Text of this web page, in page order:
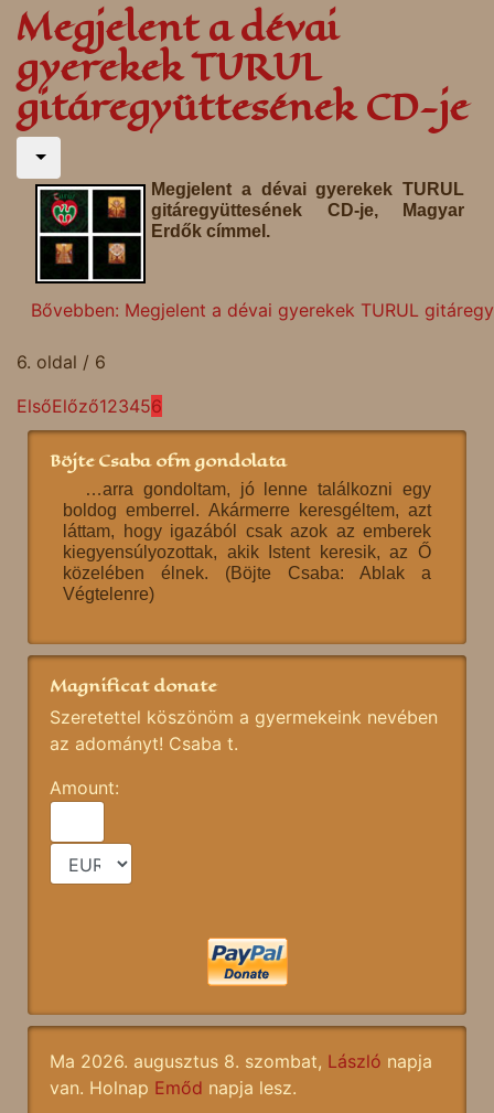
Megjelent a dévai
gyerekek TURUL
gitáregyüttesének CD-je
Megjelent a dévai gyerekek TURUL
gitáregyüttesének CD-je, Magyar
Erdők címmel.
Bővebben: Megjelent a dévai gyerekek TURUL
6. oldal / 6
ElsőElőző123456
Böjte Csaba ofm gondolata
…arra gondoltam, jó lenne találkozni egy
boldog emberrel. Akármerre keresgéltem, azt
láttam, hogy igazából csak azok az emberek
kiegyensúlyozottak, akik Istent keresik, az Ő
közelében élnek. (Böjte Csaba: Ablak a
Végtelenre)
Magnificat donate
Szeretettel köszönöm a gyermekeink nevében
az adományt! Csaba t.
Amount:
Ma 2026. augusztus 8. szombat, László napja
van. Holnap Emőd napja lesz.